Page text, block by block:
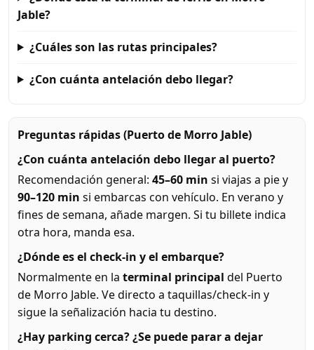
Jable?
¿Cuáles son las rutas principales?
¿Con cuánta antelación debo llegar?
Preguntas rápidas (Puerto de Morro Jable)
¿Con cuánta antelación debo llegar al puerto?
Recomendación general: 45–60 min si viajas a pie y
90–120 min si embarcas con vehículo. En verano y
fines de semana, añade margen. Si tu billete indica
otra hora, manda esa.
¿Dónde es el check-in y el embarque?
Normalmente en la terminal principal del Puerto
de Morro Jable. Ve directo a taquillas/check-in y
sigue la señalización hacia tu destino.
¿Hay parking cerca? ¿Se puede parar a dejar